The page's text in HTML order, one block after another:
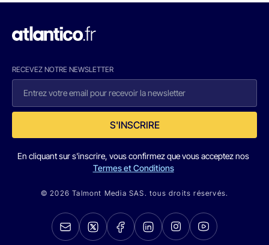
RECEVEZ NOTRE NEWSLETTER
S'INSCRIRE
En cliquant sur s'inscrire, vous confirmez que vous acceptez nos
Termes et Conditions
© 2026 Talmont Media SAS. tous droits réservés.